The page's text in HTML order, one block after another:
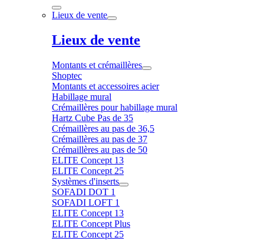
Lieux de vente
Lieux de vente
Montants et crémaillères
Shoptec
Montants et accessoires acier
Habillage mural
Crémaillères pour habillage mural
Hartz Cube Pas de 35
Crémaillères au pas de 36,5
Crémaillères au pas de 37
Crémaillères au pas de 50
ELITE Concept 13
ELITE Concept 25
Systèmes d'inserts
SOFADI DOT 1
SOFADI LOFT 1
ELITE Concept 13
ELITE Concept Plus
ELITE Concept 25